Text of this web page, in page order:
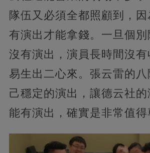
隊伍又必須全都照顧到，
有演出才能拿錢。一旦個別
沒有演出，演員長時間沒
易生出二心來。張云雷的八
己穩定的演出，讓德云社
能有演出，確實是非常值得